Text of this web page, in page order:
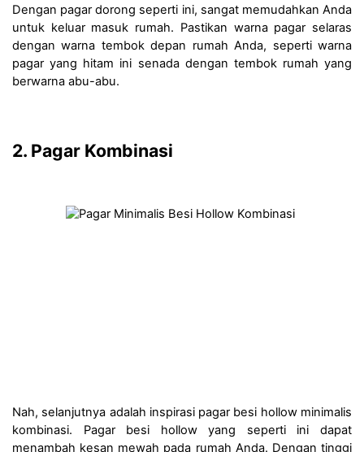
Dengan pagar dorong seperti ini, sangat memudahkan Anda
untuk keluar masuk rumah. Pastikan warna pagar selaras
dengan warna tembok depan rumah Anda, seperti warna
pagar yang hitam ini senada dengan tembok rumah yang
berwarna abu-abu.
2. Pagar Kombinasi
Nah, selanjutnya adalah inspirasi pagar besi hollow minimalis
kombinasi. Pagar besi hollow yang seperti ini dapat
menambah kesan mewah pada rumah Anda. Dengan tinggi